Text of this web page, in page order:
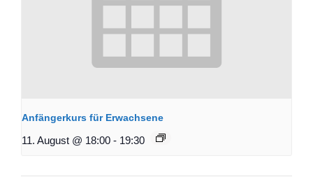
Anfängerkurs für Erwachsene
11. August @ 18:00 - 19:30